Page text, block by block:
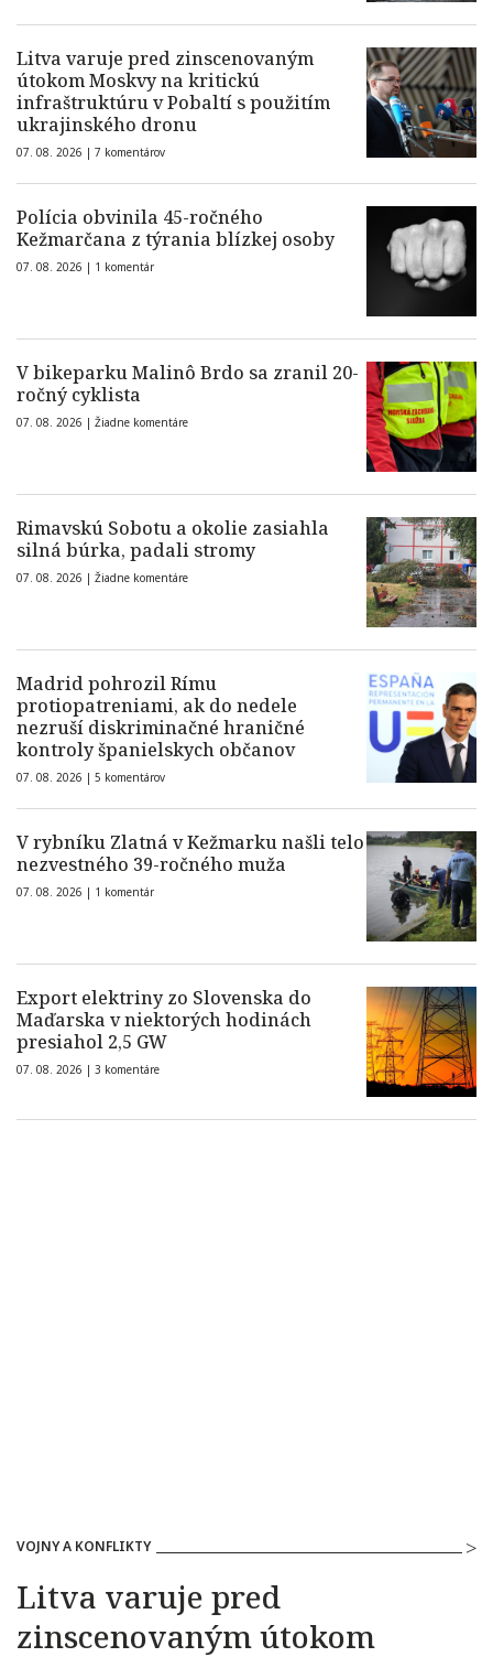
Litva varuje pred zinscenovaným
útokom Moskvy na kritickú
infraštruktúru v Pobaltí s použitím
ukrajinského dronu
07. 08. 2026 | 7 komentárov
Polícia obvinila 45-ročného
Kežmarčana z týrania blízkej osoby
07. 08. 2026 | 1 komentár
V bikeparku Malinô Brdo sa zranil 20-
ročný cyklista
07. 08. 2026 | Žiadne komentáre
Rimavskú Sobotu a okolie zasiahla
silná búrka, padali stromy
07. 08. 2026 | Žiadne komentáre
Madrid pohrozil Rímu
protiopatreniami, ak do nedele
nezruší diskriminačné hraničné
kontroly španielskych občanov
07. 08. 2026 | 5 komentárov
V rybníku Zlatná v Kežmarku našli telo
nezvestného 39-ročného muža
07. 08. 2026 | 1 komentár
Export elektriny zo Slovenska do
Maďarska v niektorých hodinách
presiahol 2,5 GW
07. 08. 2026 | 3 komentáre
VOJNY A KONFLIKTY
Litva varuje pred
zinscenovaným útokom